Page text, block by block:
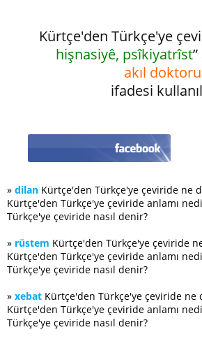
Kürtçe'den Türkçe'ye
hişnasiyê, psîkiyatrîst
akıl doktoru
ifadesi
» dilan Kürtçe'den Türkçe'ye çeviride ne
Kürtçe'den Türkçe'ye çeviride anlamı
Türkçe'ye çeviride nasıl denir?
» rüstem Kürtçe'den Türkçe'ye çeviride
Kürtçe'den Türkçe'ye çeviride anlamı
Türkçe'ye çeviride nasıl denir?
» xebat Kürtçe'den Türkçe'ye çeviride ne
Kürtçe'den Türkçe'ye çeviride anlamı
Türkçe'ye çeviride nasıl denir?